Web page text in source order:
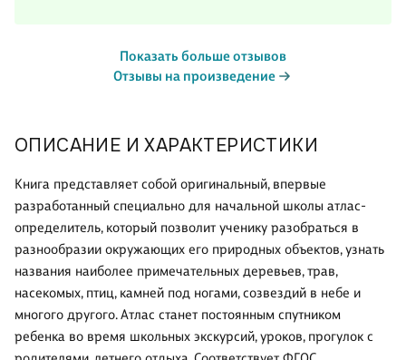
ОПИСАНИЕ И ХАРАКТЕРИСТИКИ
Книга представляет собой оригинальный, впервые
разработанный специально для начальной школы атлас-
определитель, который позволит ученику разобраться в
разнообразии окружающих его природных объектов, узнать
названия наиболее примечательных деревьев, трав,
насекомых, птиц, камней под ногами, созвездий в небе и
многого другого. Атлас станет постоянным спутником
ребенка во время школьных экскурсий, уроков, прогулок с
Показать больше отзывов
Отзывы на произведение